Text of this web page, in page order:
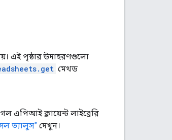
এই পৃষ্ঠার উদাহরণগুলো
মেথড
এপিআই ক্লায়েন্ট লাইব্রেরি
ভ্যালুস” দেখুন।